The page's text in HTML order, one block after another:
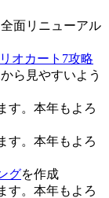
面リニューアル
オカート7攻略
ら見やすいよう
す。本年もよろ
す。本年もよろ
グを作成
す。本年もよろ